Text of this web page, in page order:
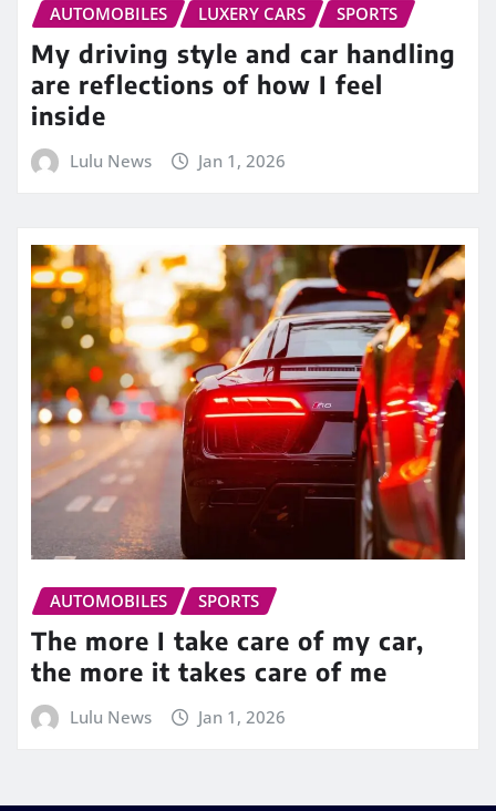
AUTOMOBILES LUXERY CARS SPORTS
My driving style and car handling
are reflections of how I feel
inside
Lulu News Jan 1, 2026
AUTOMOBILES SPORTS
The more I take care of my car,
the more it takes care of me
Lulu News Jan 1, 2026